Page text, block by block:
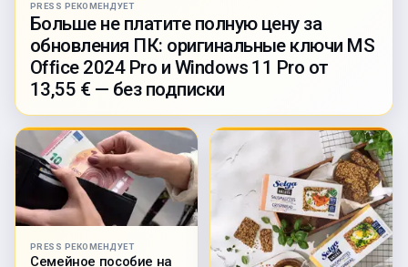
PRESS РЕКОМЕНДУЕТ
Больше не платите полную цену за
обновления ПК: оригинальные ключи MS
Office 2024 Pro и Windows 11 Pro от
13,55 € — без подписки
PRESS РЕКОМЕНДУЕТ
Семейное пособие на